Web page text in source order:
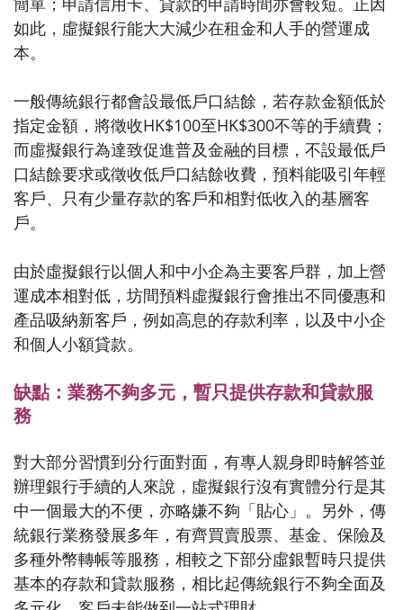
如此，虛擬銀行能大大減少在租金和人手的營運成
本。
一般傳統銀行都會設最低戶口結餘，若存款金額低於
指定金額，將徵收HK$100至HK$300不等的手續費；
而虛擬銀行為達致促進普及金融的目標，不設最低戶
口結餘要求或徵收低戶口結餘收費，預料能吸引年輕
客戶、只有少量存款的客戶和相對低收入的基層客
戶。
由於虛擬銀行以個人和中小企為主要客戶群，加上營
運成本相對低，坊間預料虛擬銀行會推出不同優惠和
產品吸納新客戶，例如高息的存款利率，以及中小企
和個人小額貸款。
缺點：業務不夠多元，暫只提供存款和貸款服
務
對大部分習慣到分行面對面，有專人親身即時解答並
辦理銀行手續的人來說，虛擬銀行沒有實體分行是其
中一個最大的不便，亦略嫌不夠「貼心」。另外，傳
統銀行業務發展多年，有齊買賣股票、基金、保險及
多種外幣轉帳等服務，相較之下部分虛銀暫時只提供
基本的存款和貸款服務，相比起傳統銀行不夠全面及